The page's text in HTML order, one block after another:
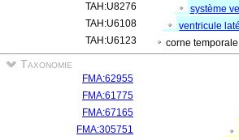
TAH:U8276
système
TAH:U6108
ventricule
TAH:U6123
corne
Taxonomie
FMA:62955
FMA:61775
FMA:67165
FMA:305751